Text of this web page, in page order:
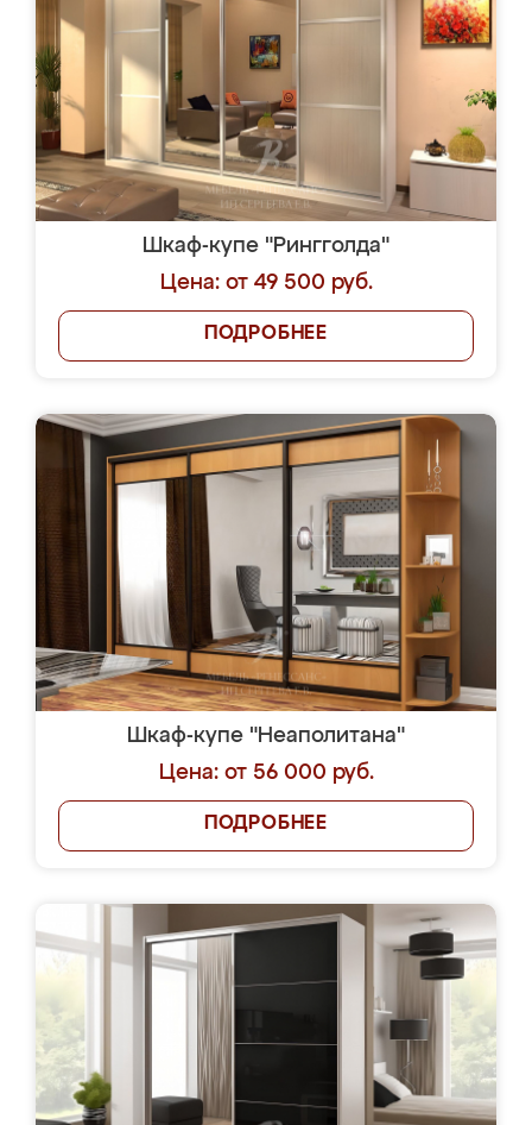
Шкаф-купе "Рингголда"
Цена: от 49 500 руб.
ПОДРОБНЕЕ
Шкаф-купе "Неаполитана"
Цена: от 56 000 руб.
ПОДРОБНЕЕ